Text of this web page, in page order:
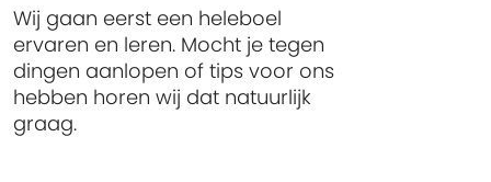
Wij gaan eerst een heleboel
ervaren en leren. Mocht je tegen
dingen aanlopen of tips voor ons
hebben horen wij dat natuurlijk
graag.